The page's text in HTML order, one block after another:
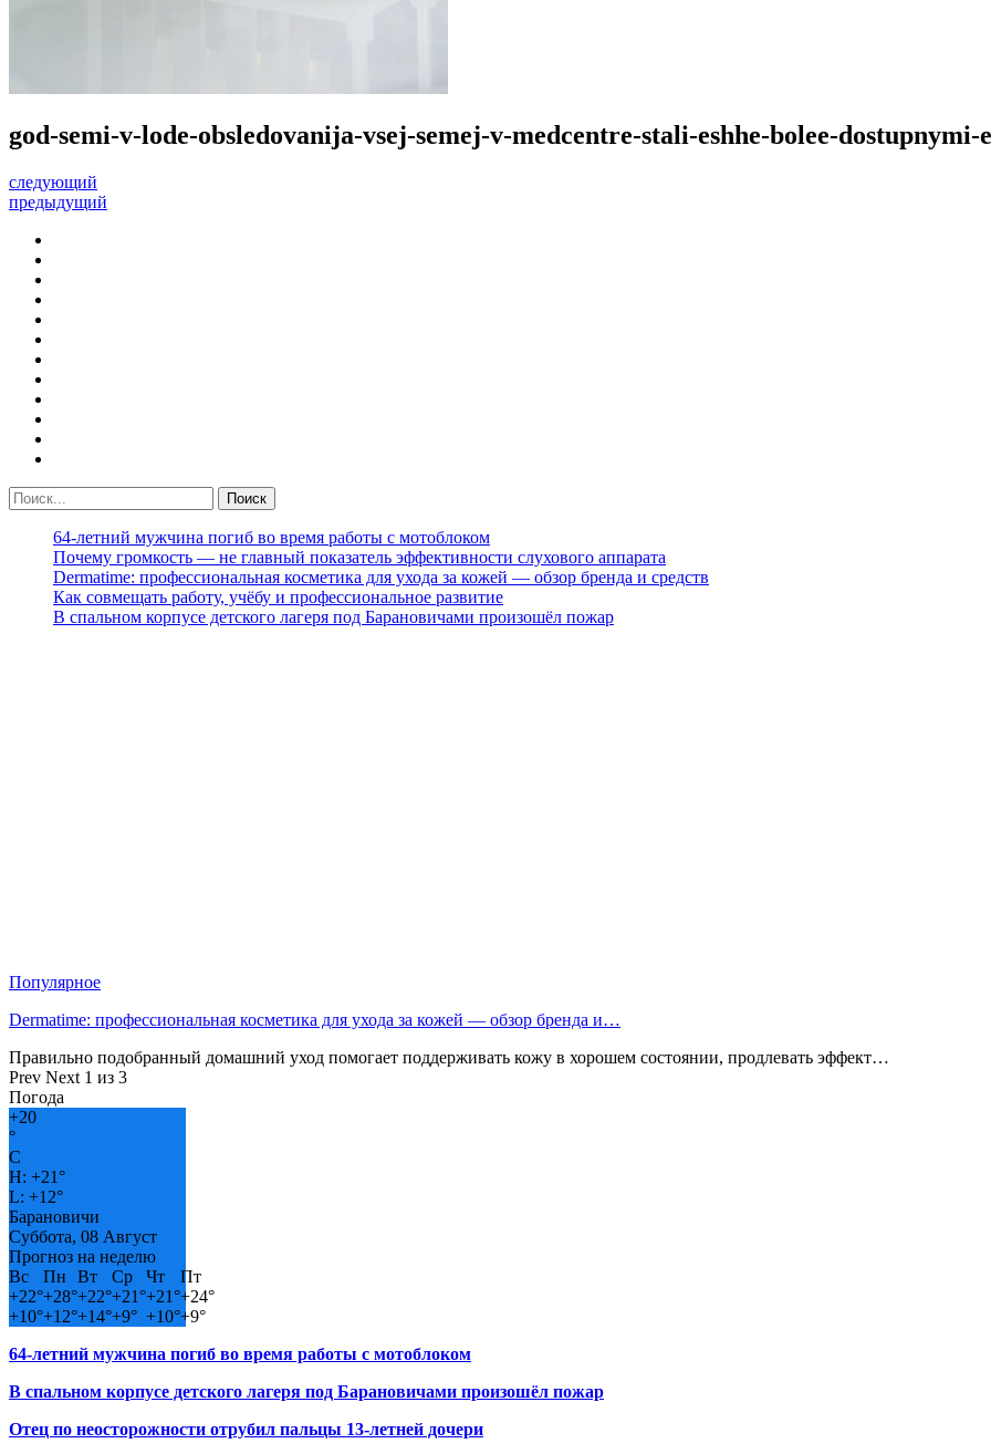
god-semi-v-lode-obsledovanija-vsej-semej-v-medcentre-stali-eshhe-bolee-dostupnymi-
следующий
предыдущий
64-летний мужчина погиб во время работы с мотоблоком
Почему громкость — не главный показатель эффективности слухового аппарата
Dermatime: профессиональная косметика для ухода за кожей — обзор бренда и средств
Как совмещать работу, учёбу и профессиональное развитие
В спальном корпусе детского лагеря под Барановичами произошёл пожар
Популярное
Dermatime: профессиональная косметика для ухода за кожей — обзор бренда и…
Правильно подобранный домашний уход помогает поддерживать кожу в хорошем состоянии, продлевать эффект…
Prev Next 1 из 3
Погода
+20
°
C
H: +21°
L: +12°
Барановичи
Суббота, 08 Август
Прогноз на неделю
Вс
Пн Вт Ср Чт
Пт
+22°+28°+22°+21°+21°+24°
+10°+12°+14°+9° +10°+9°
64-летний мужчина погиб во время работы с мотоблоком
В спальном корпусе детского лагеря под Барановичами произошёл пожар
Отец по неосторожности отрубил пальцы 13-летней дочери